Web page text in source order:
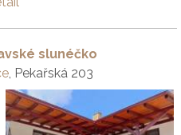
slunéčko
, Pekařská 203